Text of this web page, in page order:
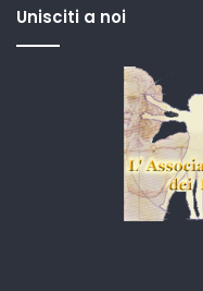
Unisciti a noi